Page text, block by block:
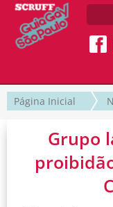
Página Inicial
Grupo